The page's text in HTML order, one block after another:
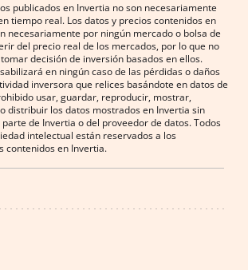
publicados en Invertia no son necesariamente
tiempo real. Los datos y precios contenidos en
necesariamente por ningún mercado o bolsa de
del precio real de los mercados, por lo que no
decisión de inversión basados en ellos.
en ningún caso de las pérdidas o daños
inversora que relices basándote en datos de
usar, guardar, reproducir, mostrar,
distribuir los datos mostrados en Invertia sin
de Invertia o del proveedor de datos. Todos
intelectual están reservados a los
contenidos en Invertia.